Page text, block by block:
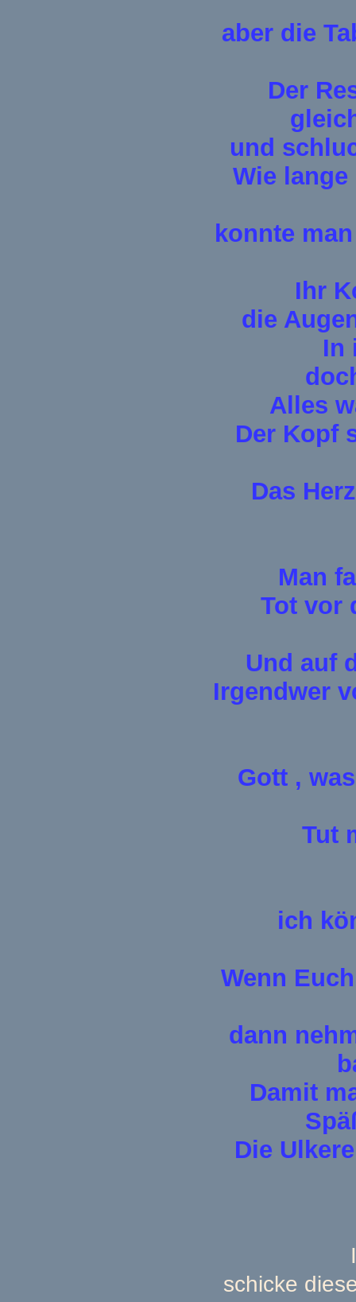
aber die
Der
und
Wie
konnte
Ihr
die
In
Alles
Der Kopf
Das
Man
Tot vor
Und auf
Irgendwer
Gott ,
Tut
ich
Wenn
dann
Damit
Die
schicke